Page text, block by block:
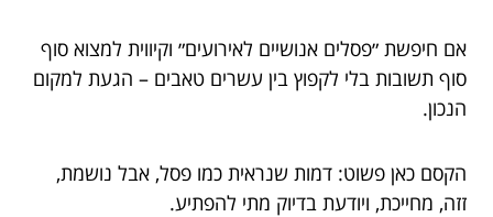
אם חיפשת ״פסלים אנושיים לאירועים״ וקיווית למצוא סוף
סוף תשובות בלי לקפוץ בין עשרים טאבים – הגעת למקום
הנכון.
הקסם כאן פשוט: דמות שנראית כמו פסל, אבל נושמת,
זזה, מחייכת, ויודעת בדיוק מתי להפתיע.